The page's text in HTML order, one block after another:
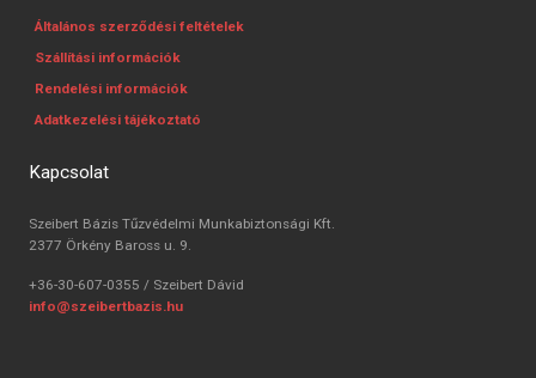
Általános szerződési feltételek
Szállítási információk
Rendelési információk
Adatkezelési tájékoztató
Kapcsolat
Szeibert Bázis Tűzvédelmi Munkabiztonsági Kft.
2377 Örkény Baross u. 9.
+36-30-607-0355 / Szeibert Dávid
info@szeibertbazis.hu